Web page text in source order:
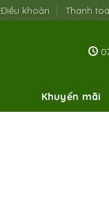
Điều khoản Thanh
Khuyến mãi